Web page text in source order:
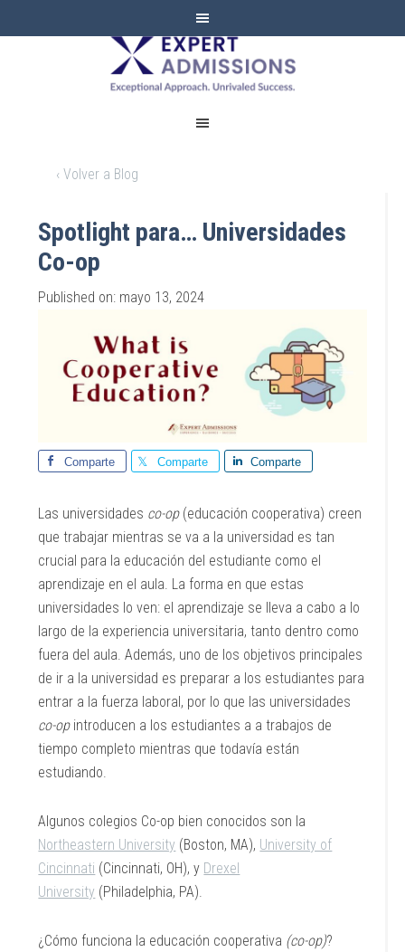
EXPERT
ADMISSIONS
‹ Volver a Blog
Spotlight para… Universidades
Co-op
Published on: mayo 13, 2024
Comparte Comparte Comparte
Las universidades co-op(educación cooperativa) creen
que trabajar mientras se va a la universidad es tan
crucial para la educación del estudiante como el
aprendizaje en el aula. La forma en que estas
universidades lo ven: el aprendizaje se lleva a cabo a lo
largo de la experiencia universitaria, tanto dentro como
fuera del aula. Además, uno de los objetivos principales
de ir a la universidad es preparar a los estudiantes para
entrar a la fuerza laboral, por lo que las universidades
co-opintroducen a los estudiantes a a trabajos de
tiempo completo mientras que todavía están
estudiando.
Algunos colegios Co-op bien conocidos son la
Northeastern University (Boston, MA), University of
Cincinnati (Cincinnati, OH), y Drexel
University (Philadelphia, PA).
¿Cómo funciona la educación cooperativa (co-op)?